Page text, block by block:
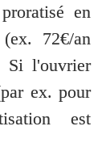
en
72€/an
Si l'ouvrier
ex. pour
est